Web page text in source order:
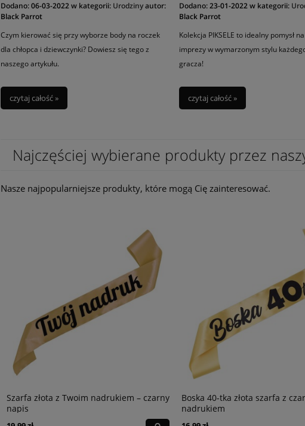
Dodano:06-03-2022w kategorii: Urodzinyautor:
Black Parrot
Czym kierować się przy wyborze body na roczek
dla chłopca i dziewczynki? Dowiesz się tego z
naszego artykułu.
czytaj całość »
Dodano:23-01-2022w kategorii:
Black Parrot
Kolekcja PIKSELE to idealny pomysł
imprezy w wymarzonym stylu
gracza!
czytaj całość »
Najczęściej wybierane produkty przez
Nasze najpopularniejsze produkty, które mogą Cię zainteresować.
Szarfa złota z Twoim nadrukiem – czarny
napis
Boska 40-tka złota szarfa z
nadrukiem